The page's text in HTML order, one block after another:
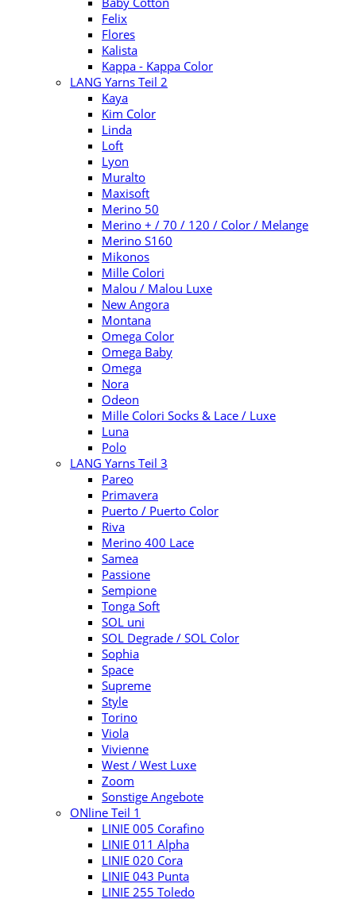
Felix
Flores
Kalista
Kappa - Kappa Color
LANG Yarns Teil 2
Kaya
Kim Color
Linda
Loft
Lyon
Muralto
Maxisoft
Merino 50
Merino + / 70 / 120 / Color / Melange
Merino S160
Mikonos
Mille Colori
Malou / Malou Luxe
New Angora
Montana
Omega Color
Omega Baby
Omega
Nora
Odeon
Mille Colori Socks & Lace / Luxe
Luna
Polo
LANG Yarns Teil 3
Pareo
Primavera
Puerto / Puerto Color
Riva
Merino 400 Lace
Samea
Passione
Sempione
Tonga Soft
SOL uni
SOL Degrade / SOL Color
Sophia
Space
Supreme
Style
Torino
Viola
Vivienne
West / West Luxe
Zoom
Sonstige Angebote
ONline Teil 1
LINIE 005 Corafino
LINIE 011 Alpha
LINIE 020 Cora
LINIE 043 Punta
LINIE 255 Toledo